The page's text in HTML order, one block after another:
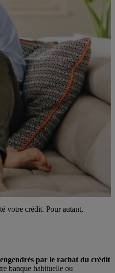
votre crédit. Pour autant,
par le rachat du crédit
banque habituelle ou